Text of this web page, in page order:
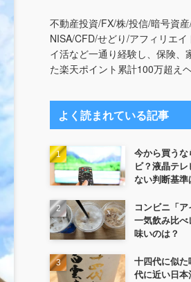
不動産投資/FX/株/投信/暗号資
NISA/CFD/せどり/アフィリエ
イ活など一通り経験し、保険、
た楽天ポイント累計100万超え
よく読まれている記事
今から買う
ビ？液晶テ
ない判断基準
コンビニ「ア
一気飲み比
味いのは？
十四代に似
代に近い日本